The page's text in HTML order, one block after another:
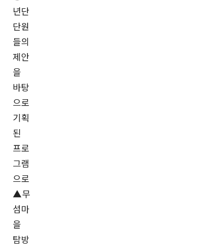
년단
단원
들의
제안
을
바탕
으로
기획
된
프로
그램
으로
▲무
섬마
을
탐방